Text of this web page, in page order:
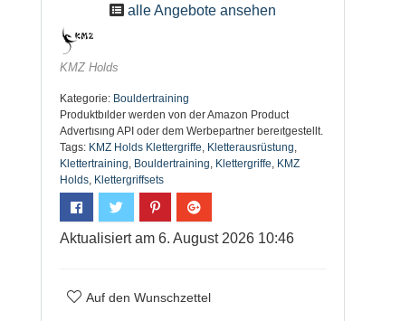
alle Angebote ansehen
KMZ Holds
Kategorie: Bouldertraining
Produktbılder werden von der Amazon Product
Advertısıng API oder dem Werbepartner bereıtgestellt.
Tags: KMZ Holds Klettergriffe, Kletterausrüstung,
Klettertraining, Bouldertraining, Klettergriffe, KMZ
Holds, Klettergriffsets
Aktualisiert am 6. August 2026 10:46
Auf den Wunschzettel